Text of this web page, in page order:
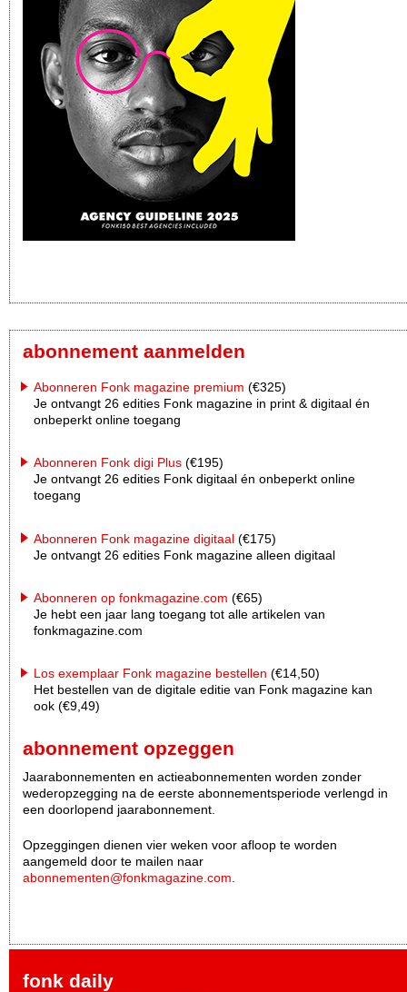
abonnement aanmelden
Abonneren Fonk magazine premium (€325)
Je ontvangt 26 edities Fonk magazine in print & digitaal én
onbeperkt online toegang
Abonneren Fonk digi Plus (€195)
Je ontvangt 26 edities Fonk digitaal én onbeperkt online
toegang
Abonneren Fonk magazine digitaal (€175)
Je ontvangt 26 edities Fonk magazine alleen digitaal
Abonneren op fonkmagazine.com (€65)
Je hebt een jaar lang toegang tot alle artikelen van
fonkmagazine.com
Los exemplaar Fonk magazine bestellen (€14,50)
Het bestellen van de digitale editie van Fonk magazine kan
ook (€9,49)
abonnement opzeggen
Jaarabonnementen en actieabonnementen worden zonder
wederopzegging na de eerste abonnementsperiode verlengd in
een doorlopend jaarabonnement.
Opzeggingen dienen vier weken voor afloop te worden
aangemeld door te mailen naar
abonnementen@fonkmagazine.com
fonk daily